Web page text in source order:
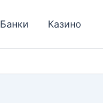
Банки Казино